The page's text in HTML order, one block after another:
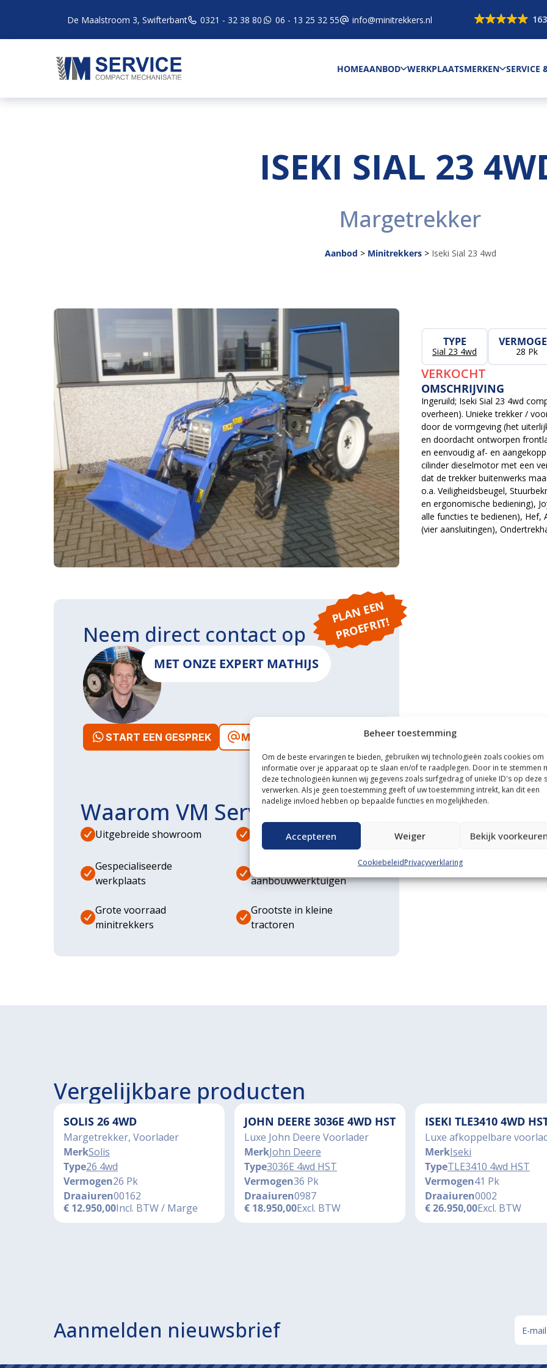
Beheer toestemming
Om de beste ervaringen te bieden, gebruiken wij technologieën zoals cookies om
informatie over je apparaat op te slaan en/of te raadplegen. Door in te stemmen
deze technologieën kunnen wij gegevens zoals surfgedrag of unieke ID's op deze
verwerken. Als je geen toestemming geeft of uw toestemming intrekt, kan dit een
nadelige invloed hebben op bepaalde functies en mogelijkheden.
Accepteren Weiger Bekijk
CookiebeleidPrivacyverklaring
De Maalstroom 3, Swifterbant 0321 - 32 38 80 06 - 13 25 32 55 info@minitrekkers.nl
HOMEAANBOD WERKPLAATSMERKEN SERVICE
ISEKI SIAL 23
Margetrekker
Aanbod > Minitrekkers> Iseki Sial 23 4wd
TYPE
Sial 23 4wd 28 Pk
VERKOCHT
OMSCHRIJVING
Ingeruild; Iseki Sial 23 4wd
overheen). Unieke trekker /
door de vormgeving (het
en doordacht ontworpen
en eenvoudig af- en
cilinder dieselmotor met een
dat de trekker buitenwerks
o.a. Veiligheidsbeugel,
en ergonomische bediening),
alle functies te bedienen), Hef,
(vier aansluitingen),
P
L
A
N
E
E
N
P
R
O
E
F
RI
T!
Neem direct contact op
MET ONZE EXPERT MATHIJS
START EEN GESPREK MAIL ONS
Waarom VM Service
Uitgebreide showroom Eigen transportservice
Gespecialiseerde
werkplaats
aanbouwwerktuigen
Grote voorraad
minitrekkers
Grootste in kleine
tractoren
Vergelijkbare producten
SOLIS 26 4WD
Margetrekker, Voorlader
MerkSolis
Type26 4wd
Vermogen26 Pk
Draaiuren00162
€ 12.950,00Incl. BTW / Marge
JOHN DEERE 3036E 4WD HST
Luxe John Deere Voorlader
MerkJohn Deere
Type3036E 4wd HST
Vermogen36 Pk
Draaiuren0987
€ 18.950,00Excl. BTW
ISEKI TLE3410 4WD
Luxe afkoppelbare
MerkIseki
TypeTLE3410 4wd HST
Vermogen41 Pk
Draaiuren0002
€26.950,00Excl. BTW
Aanmelden nieuwsbrief